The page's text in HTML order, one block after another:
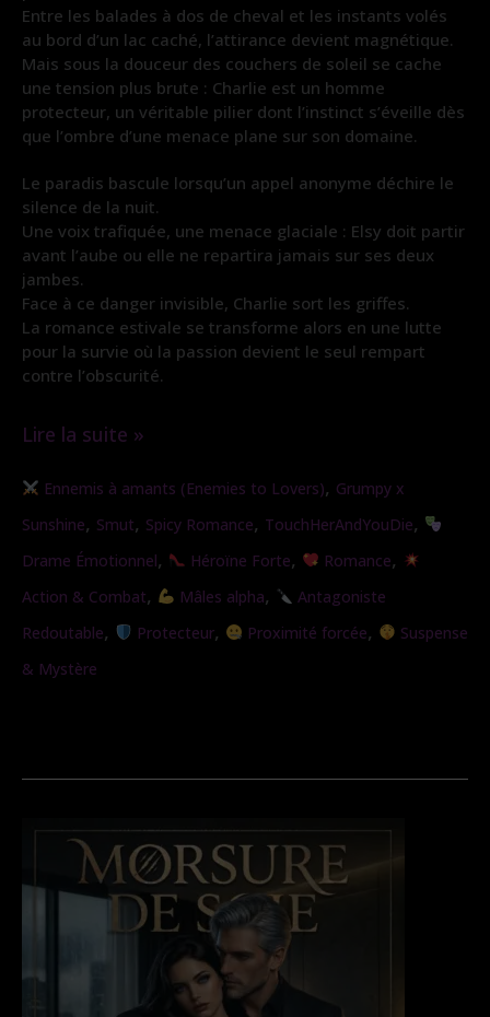
Entre les balades à dos de cheval et les instants volés
au bord d’un lac caché, l’attirance devient magnétique.
Mais sous la douceur des couchers de soleil se cache
une tension plus brute : Charlie est un homme
protecteur, un véritable pilier dont l’instinct s’éveille dès
que l’ombre d’une menace plane sur son domaine.
Le paradis bascule lorsqu’un appel anonyme déchire le
silence de la nuit.
Une voix trafiquée, une menace glaciale : Elsy doit partir
avant l’aube ou elle ne repartira jamais sur ses deux
jambes.
Face à ce danger invisible, Charlie sort les griffes.
La romance estivale se transforme alors en une lutte
pour la survie où la passion devient le seul rempart
contre l’obscurité.
Lire la suite »
Ennemis à amants (Enemies to Lovers), Grumpy x
Sunshine, Smut, Spicy Romance, TouchHerAndYouDie,
Drame Émotionnel, Héroïne Forte, Romance,
Action & Combat, Mâles alpha,
Antagoniste
Redoutable, Protecteur, Proximité forcée,
Suspense
& Mystère